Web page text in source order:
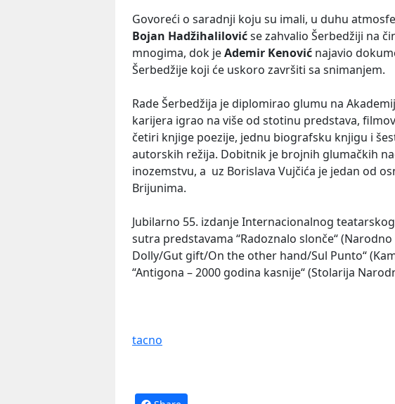
Govoreći o saradnji koju su imali, u duhu
Bojan Hadžihalilovićse zahvalio Šerbedžiji na
mnogima, dok jeAdemir Kenović najavio
Šerbedžije koji će uskoro završiti sa snimanjem.
Rade Šerbedžija je diplomirao glumu na
karijera igrao na više od stotinu predstava,
četiri knjige poezije, jednu biografsku knjigu i
autorskih režija. Dobitnik je brojnih glumačkih
inozemstvu, a uz Borislava Vujčića je jedan od
Brijunima.
Jubilarno 55. izdanje Internacionalnog
sutra predstavama “Radoznalo slonče“
Dolly/Gut gift/On the other hand/Sul Punto“
“Antigona – 2000 godina kasnije“ (Stolarija
tacno